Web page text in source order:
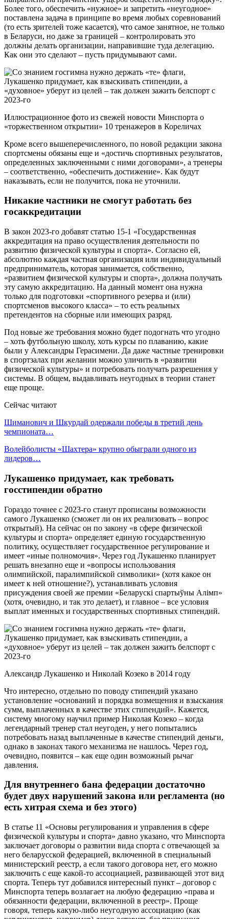
Более того, обеспечить «нужное» и запретить «неугодное»
поставлена задача в принципе во время любых соревнований
(то есть зрителей тоже касается), что самое занятное, не только
в Беларуси, но даже за границей – контролировать это
должны делать организации, направившие туда делегацию.
Как они это сделают – пусть придумывают сами.
Иллюстрационное фото из свежей новости Минспорта о
«торжественном открытии» 10 тренажеров в Кореличах
Кроме всего вышеперечисленного, по новой редакции закона
спортсмены обязаны еще и «достичь спортивных результатов,
определенных заключенными с ними договорами», а тренеры
– соответственно, «обеспечить достижение». Как будут
наказывать, если не получится, пока не уточнили.
Никакие частники не смогут работать без
госаккредитации
В закон 2023-го добавят статью 15-1 «Государственная
аккредитация на право осуществления деятельности по
развитию физической культуры и спорта». Согласно ей,
абсолютно каждая частная организация или индивидуальный
предприниматель, которая занимается, собственно,
«развитием физической культуры и спорта», должна получать
эту самую аккредитацию. На данный момент она нужна
только для подготовки «спортивного резерва и (или)
спортсменов высокого класса» – то есть реальных
претендентов на сборные или имеющих разряд.
Под новые же требования можно будет подогнать что угодно
– хоть футбольную школу, хоть курсы по плаванию, какие
были у Александры Герасимени. Да даже частные тренировки
в спортзалах при желании можно уличить в «развитии
физической культуры» и потребовать получать разрешения у
системы. В общем, выдавливать неугодных в теории станет
еще проще.
Сейчас читают
Шиманович и Шкурдай одержали победы в третий день
чемпионата…
Волейболисты «Шахтера» крупно обыграли одного из
лидеров…
Лукашенко придумает, как требовать
госстипендии обратно
Гораздо точнее с 2023-го станут прописаны возможности
самого Лукашенко (сможет ли он их реализовать – вопрос
открытый). На сейчас он по закону «в сфере физической
культуры и спорта» определяет единую государственную
политику, осуществляет государственное регулирование и
имеет «иные полномочия». Через год Лукашенко планирует
решать внезапно еще и «вопросы использования
олимпийской, паралимпийской символики» (хотя какое он
имеет к ней отношение?), устанавливать условия
присуждения своей же премии «Беларускі спартыўны Алімп»
(хотя, очевидно, и так это делает), и главное – все условия
выплат именных и государственных спортивных стипендий.
Александр Лукашенко и Николай Козеко в 2014 году
Что интересно, отдельно по поводу стипендий указано
установление «оснований и порядка возмещения и взыскания
сумм, выплаченных в качестве этих стипендий». Кажется,
систему многому научил пример Николая Козеко – когда
легендарный тренер стал неугоден, у него попытались
потребовать назад выплаченные в качестве стипендий деньги,
однако в законах такого механизма не нашлось. Через год,
очевидно, появится – как еще один возможный рычаг
давления.
Для внутреннего бана федерации достаточно
будет двух нарушений закона или регламента (но
есть хитрая схема и без этого)
В статье 11 «Основы регулирования и управления в сфере
физической культуры и спорта» давно указано, что Минспорта
заключает договоры о развитии вида спорта с отвечающей за
него беларусской федерацией, включенной в специальный
министерский реестр, а если такого договора нет, его можно
заключить с еще какой-то ассоциацией, развивающей этот вид
спорта. Теперь тут добавился интересный пункт – договор с
Минспорта теперь возлагает на любую федерацию «права и
обязанности федерации, включенной в реестр». Проще
говоря, теперь какую-либо неугодную ассоциацию (как